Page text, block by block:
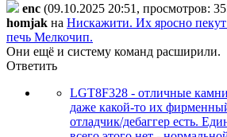
enc (09.10.2025 20:51, просмотров:
homjak на Нискажити. Их яросно
печь Мелкочип.
Они ещё и систему команд расширили.
Ответить
LGT8F328 - отличные
даже какой-то их
отладчик/дебаггер есть.